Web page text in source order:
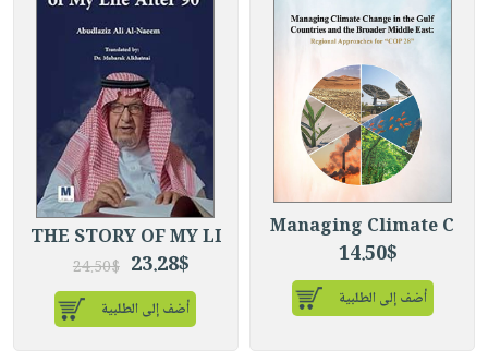
Managing Climate C
14.50$
أضف إلى الطلبية
THE STORY OF MY LI
23.28$
24.50$
أضف إلى الطلبية